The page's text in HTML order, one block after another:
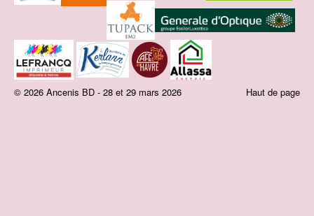
Haut de page
© 2026 Ancenis BD - 28 et 29 mars 2026